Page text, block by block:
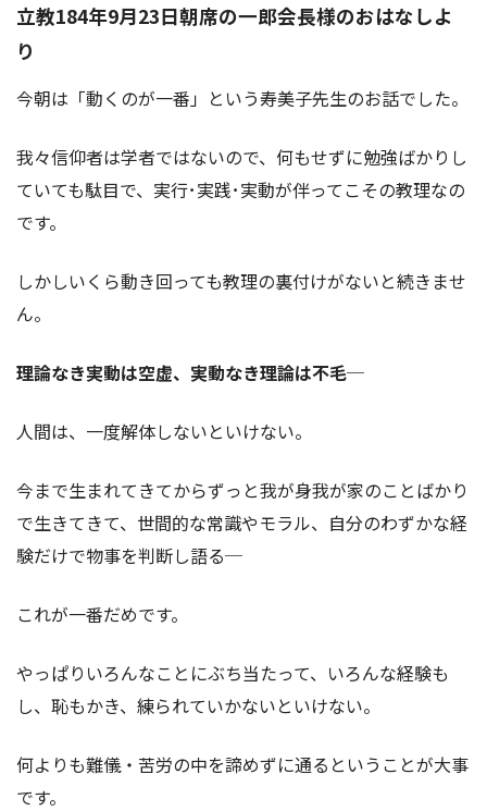
立教184年9月23日朝席の一郎会長様のおはなしよ
り
今朝は「動くのが一番」という寿美子先生のお話でした。
我々信仰者は学者ではないので、何もせずに勉強ばかりし
ていても駄目で、実行･実践･実動が伴ってこその教理なの
です。
しかしいくら動き回っても教理の裏付けがないと続きませ
ん。
理論なき実動は空虚、実動なき理論は不毛─
人間は、一度解体しないといけない。
今まで生まれてきてからずっと我が身我が家のことばかり
で生きてきて、世間的な常識やモラル、自分のわずかな経
験だけで物事を判断し語る─
これが一番だめです。
やっぱりいろんなことにぶち当たって、いろんな経験も
し、恥もかき、練られていかないといけない。
何よりも難儀・苦労の中を諦めずに通るということが大事
です。